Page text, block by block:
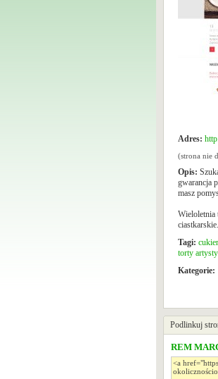
Adres:
(strona nie
Opis:
gwarancja
masz
Wieloletnia
Tagi:
torty
Kategorie:
Podlinkuj
REM